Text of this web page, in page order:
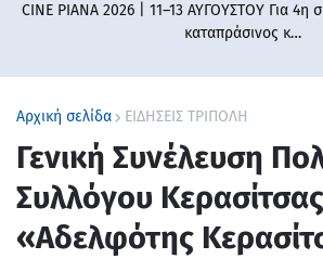
CINE PIANA 2026 | 11–13 ΑΥΓΟΥΣΤΟΥ Για 4η
καταπράσινος κ…
Αρχική σελίδα ΕΙΔΗΣΕΙΣ ΤΡΙΠΟΛΗ
Γενική Συνέλευση
Συλλόγου Κερασίτσας
«Αδελφότης